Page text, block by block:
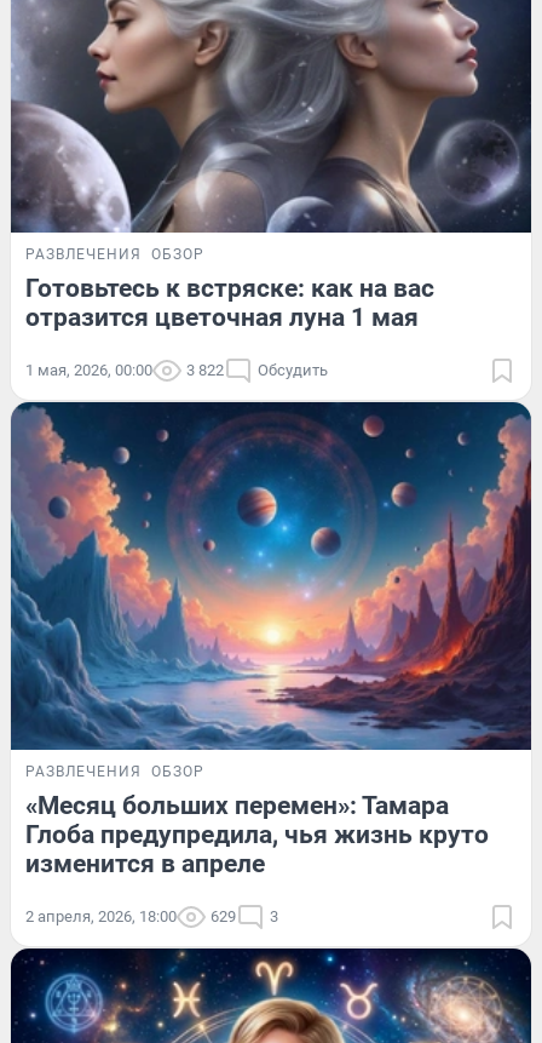
РАЗВЛЕЧЕНИЯ ОБЗОР
Готовьтесь к встряске: как на вас
отразится цветочная луна 1 мая
1 мая, 2026, 00:00 3 822 Обсудить
РАЗВЛЕЧЕНИЯ ОБЗОР
«Месяц больших перемен»: Тамара
Глоба предупредила, чья жизнь круто
изменится в апреле
2 апреля, 2026, 18:00 629 3